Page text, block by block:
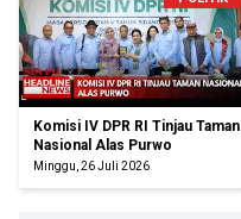
Komisi IV DPR RI Tinjau Taman
Nasional Alas Purwo
Minggu, 26 Juli 2026